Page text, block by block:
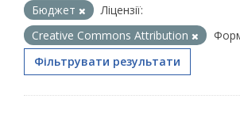
Бюджет
Ліцензії:
Creative Commons Attribution
Фільтрувати результати